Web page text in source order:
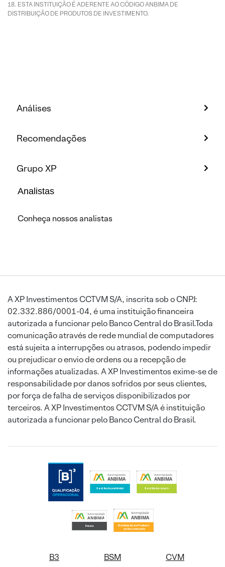
ESTA INSTITUIÇÃO É ADERENTE AO CÓDIGO ANBIMA DE
DISTRIBUIÇÃO DE PRODUTOS DE INVESTIMENTO.
Análises
Recomendações
Grupo XP
Analistas
Conheça nossos analistas
A XP Investimentos CCTVM S/A, inscrita sob o CNPJ:
02.332.886/0001-04, é uma instituição financeira
autorizada a funcionar pelo Banco Central do Brasil.Toda
comunicação através de rede mundial de computadores
está sujeita a interrupções ou atrasos, podendo impedir
ou prejudicar o envio de ordens ou a recepção de
informações atualizadas. A XP Investimentos exime-se de
responsabilidade por danos sofridos por seus clientes,
por força de falha de serviços disponibilizados por
terceiros. A XP Investimentos CCTVM S/A é instituição
autorizada a funcionar pelo Banco Central do Brasil.
B3 BSM CVM